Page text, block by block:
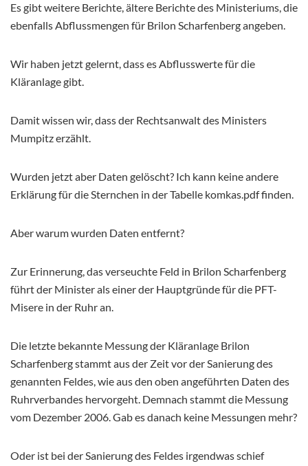
Es gibt weitere Berichte, ältere Berichte des Ministeriums, die
ebenfalls Abflussmengen für Brilon Scharfenberg angeben.
Wir haben jetzt gelernt, dass es Abflusswerte für die
Kläranlage gibt.
Damit wissen wir, dass der Rechtsanwalt des Ministers
Mumpitz erzählt.
Wurden jetzt aber Daten gelöscht? Ich kann keine andere
Erklärung für die Sternchen in der Tabelle komkas.pdf finden.
Aber warum wurden Daten entfernt?
Zur Erinnerung, das verseuchte Feld in Brilon Scharfenberg
führt der Minister als einer der Hauptgründe für die PFT-
Misere in der Ruhr an.
Die letzte bekannte Messung der Kläranlage Brilon
Scharfenberg stammt aus der Zeit vor der Sanierung des
genannten Feldes, wie aus den oben angeführten Daten des
Ruhrverbandes hervorgeht. Demnach stammt die Messung
vom Dezember 2006. Gab es danach keine Messungen mehr?
Oder ist bei der Sanierung des Feldes irgendwas schief